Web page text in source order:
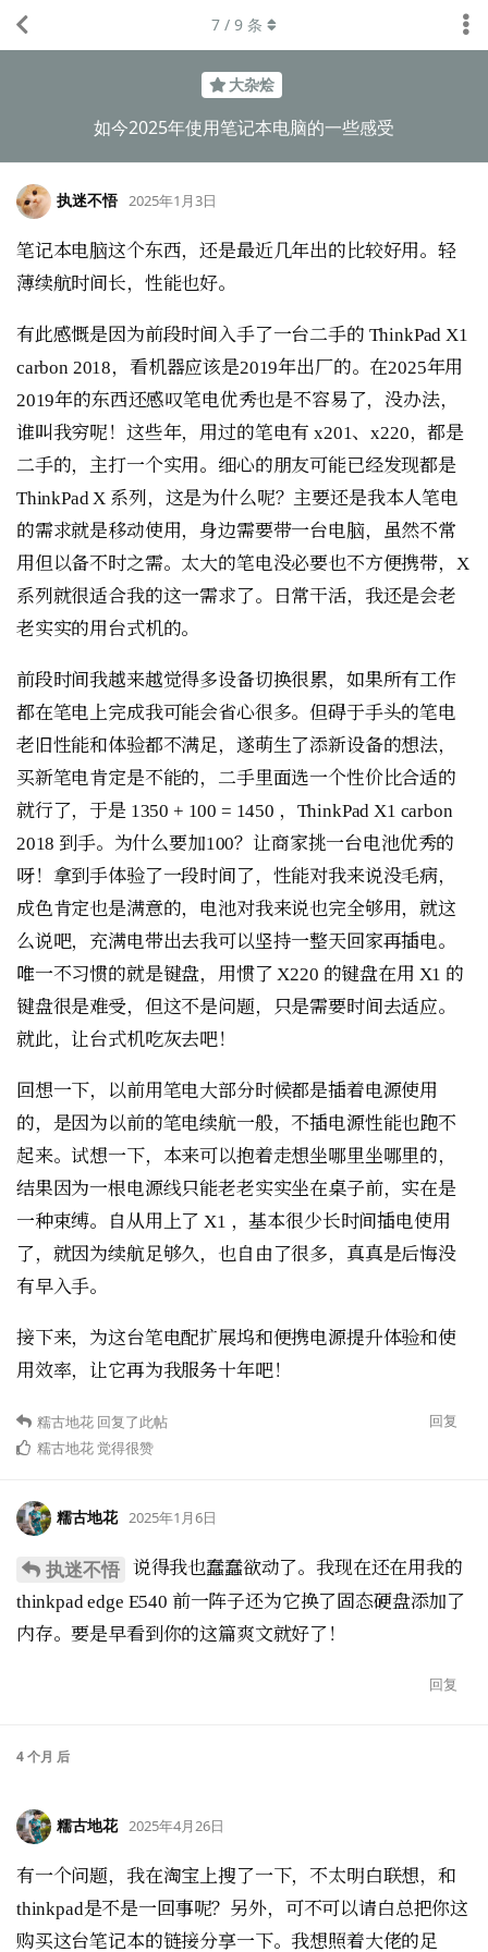
大杂烩
如今2025年使用笔记本电脑的一些感受
7 / 9 条
执迷不悟 2025年1月3日
笔记本电脑这个东西，还是最近几年出的比较好用。轻
薄续航时间长，性能也好。
有此感慨是因为前段时间入手了一台二手的 ThinkPad X1
carbon 2018，看机器应该是2019年出厂的。在2025年用
2019年的东西还感叹笔电优秀也是不容易了，没办法，
谁叫我穷呢！这些年，用过的笔电有 x201、x220，都是
二手的，主打一个实用。细心的朋友可能已经发现都是
ThinkPad X 系列，这是为什么呢？主要还是我本人笔电
的需求就是移动使用，身边需要带一台电脑，虽然不常
用但以备不时之需。太大的笔电没必要也不方便携带，X
系列就很适合我的这一需求了。日常干活，我还是会老
老实实的用台式机的。
前段时间我越来越觉得多设备切换很累，如果所有工作
都在笔电上完成我可能会省心很多。但碍于手头的笔电
老旧性能和体验都不满足，遂萌生了添新设备的想法，
买新笔电肯定是不能的，二手里面选一个性价比合适的
就行了，于是 1350 + 100 = 1450 ，ThinkPad X1 carbon
2018 到手。为什么要加100？让商家挑一台电池优秀的
呀！拿到手体验了一段时间了，性能对我来说没毛病，
成色肯定也是满意的，电池对我来说也完全够用，就这
么说吧，充满电带出去我可以坚持一整天回家再插电。
唯一不习惯的就是键盘，用惯了 X220 的键盘在用 X1 的
键盘很是难受，但这不是问题，只是需要时间去适应。
就此，让台式机吃灰去吧！
回想一下，以前用笔电大部分时候都是插着电源使用
的，是因为以前的笔电续航一般，不插电源性能也跑不
起来。试想一下，本来可以抱着走想坐哪里坐哪里的，
结果因为一根电源线只能老老实实坐在桌子前，实在是
一种束缚。自从用上了 X1 ，基本很少长时间插电使用
了，就因为续航足够久，也自由了很多，真真是后悔没
有早入手。
接下来，为这台笔电配扩展坞和便携电源提升体验和使
用效率，让它再为我服务十年吧！
回复
糯古地花 回复了此帖
糯古地花觉得很赞
糯古地花 2025年1月6日
执迷不悟
说得我也蠢蠢欲动了。我现在还在用我的
thinkpad edge E540 前一阵子还为它换了固态硬盘添加了
内存。要是早看到你的这篇爽文就好了！
回复
4 个月 后
糯古地花 2025年4月26日
有一个问题，我在淘宝上搜了一下，不太明白联想，和
thinkpad是不是一回事呢？另外，可不可以请白总把你这
购买这台笔记本的链接分享一下。我想照着大佬的足